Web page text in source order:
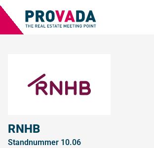
RNHB
Standnummer 10.06